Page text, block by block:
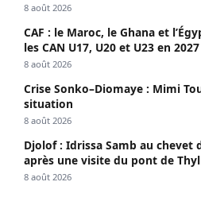
8 août 2026
CAF : le Maroc, le Ghana et
les CAN U17, U20 et U23 en 2027
8 août 2026
Crise Sonko–Diomaye : Mimi
situation
8 août 2026
Djolof : Idrissa Samb au chevet
après une visite du pont de
8 août 2026